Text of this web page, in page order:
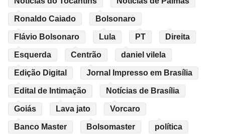
Ronaldo Caiado Bolsonaro
Flávio Bolsonaro Lula PT Direita
Esquerda Centrão daniel vilela
Edição Digital Jornal Impresso em Brasília
Edital de Intimação Notícias de Brasília
Goiás Lava jato Vorcaro
Banco Master Bolsomaster política